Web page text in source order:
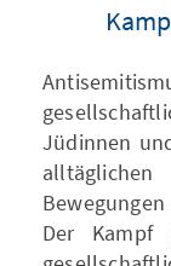
Jüdinnen
Der Kampf